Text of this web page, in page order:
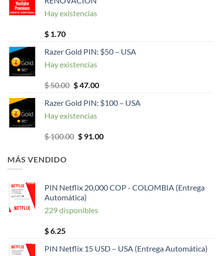
Hay existencias
$ 1.70
Razer Gold PIN: $50 – USA
Hay existencias
$50.00 El
original
era:
$47.00El
actual
Razer Gold PIN: $100 – USA
Hay existencias
$100.00 El
$91.00El
MÁS VENDIDO
PIN Netflix 20,000 COP - COLOMBIA (Entrega
Automática)
229 disponibles
$6.25
PIN Netflix 15 USD – USA (Entrega Automática)